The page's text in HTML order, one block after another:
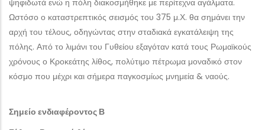
ψηφιδωτά ενώ η πόλη διακοσμήθηκε με περίτεχνα αγάλματα.
Ωστόσο ο καταστρεπτικός σεισμός του 375 μ.Χ. θα σημάνει την
αρχή του τέλους, οδηγώντας στην σταδιακά εγκατάλειψη της
πόλης. Από το λιμάνι του Γυθείου εξαγόταν κατά τους Ρωμαϊκούς
χρόνους ο Κροκεάτης λίθος, πολύτιμο πέτρωμα μοναδικό στον
κόσμο που μέχρι και σήμερα παγκοσμίως μνημεία & ναούς.
Σημείο ενδιαφέροντος Β